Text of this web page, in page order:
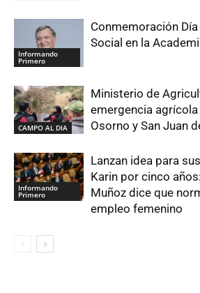
Informando
Primero
Conmemoración
Social en la
CAMPO AL DIA
Ministerio de
emergencia agrícola
Osorno y San Juan
Informando
Primero
Lanzan idea para
Karin por cinco
Muñoz dice que
empleo femenino